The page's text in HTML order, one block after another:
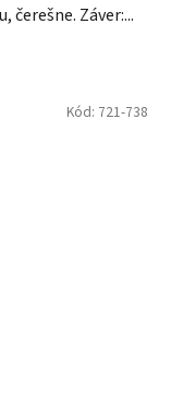
čerešne. Záver:...
Kód: 721-738